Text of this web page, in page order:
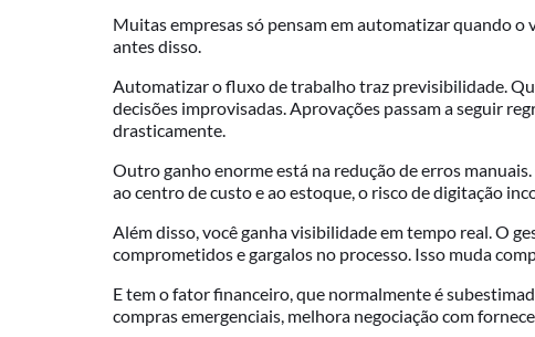
Muitas empresas só pensam em automatizar quando o
antes disso.
Automatizar o fluxo de trabalho traz previsibilidade.
decisões improvisadas. Aprovações passam a seguir
drasticamente.
Outro ganho enorme está na redução de erros
ao centro de custo e ao estoque, o risco de digitação
Além disso, você ganha visibilidade em tempo real. O
comprometidos e gargalos no processo. Isso muda
E tem o fator financeiro, que normalmente é
compras emergenciais, melhora negociação com